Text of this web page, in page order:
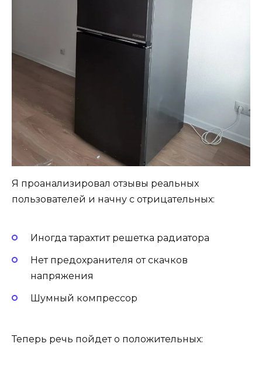
Я проанализировал отзывы реальных
пользователей и начну с отрицательных:
Иногда тарахтит решетка радиатора
Нет предохранителя от скачков
напряжения
Шумный компрессор
Теперь речь пойдет о положительных: